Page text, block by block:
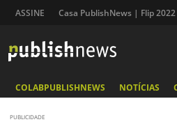
ASSINE Casa PublishNews | Flip 2022
COLABPUBLISHNEWS NOTÍCIAS
PUBLICIDADE